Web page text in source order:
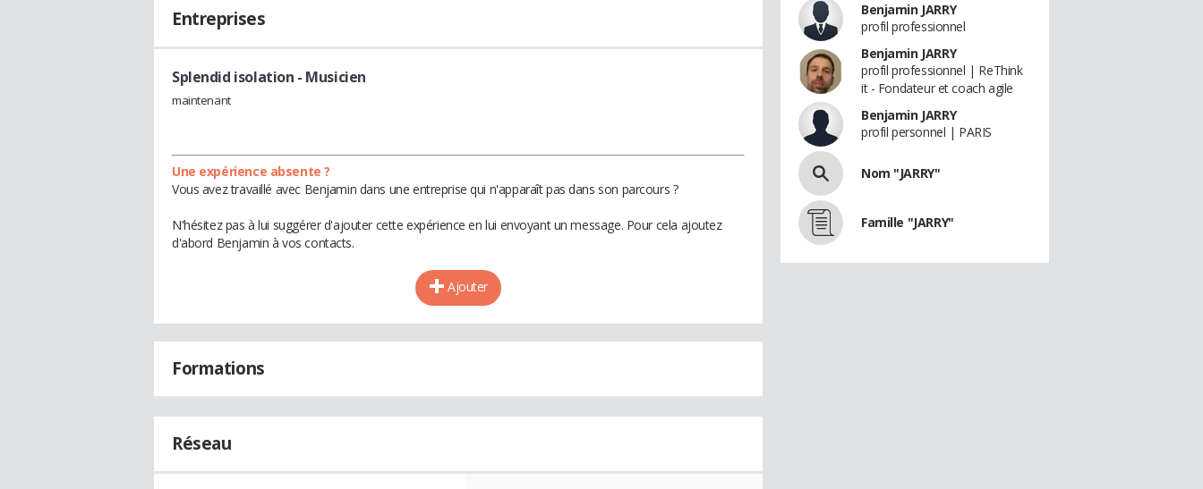
Entreprises
Splendid isolation - Musicien
maintenant
Une expérience absente ?
Vous avez travaillé avec Benjamin dans une entreprise qui n'apparaît pas dans son parcours ?
N'hésitez pas à lui suggérer d'ajouter cette expérience en lui envoyant un message. Pour cela ajoutez
d'abord Benjamin à vos contacts.
Ajouter
Formations
Réseau
Benjamin JARRY
profil professionnel
Benjamin JARRY
profil professionnel | ReThink
it - Fondateur et coach agile
Benjamin JARRY
profil personnel | PARIS
Nom "JARRY"
Famille "JARRY"